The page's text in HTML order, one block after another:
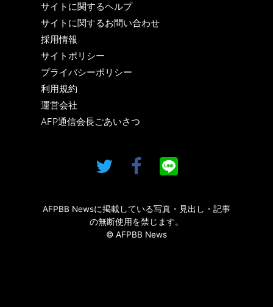
サイトに関するヘルプ
サイトに関するお問い合わせ
採用情報
サイトポリシー
プライバシーポリシー
利用規約
運営会社
AFP通信会長ごあいさつ
AFPBB Newsに掲載している写真・見出し・記事
の無断使用を禁じます。
© AFPBB News